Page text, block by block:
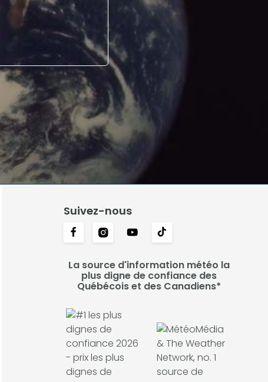
Suivez-nous
La source d'information météo la
plus digne de confiance des
Québécois et des Canadiens*